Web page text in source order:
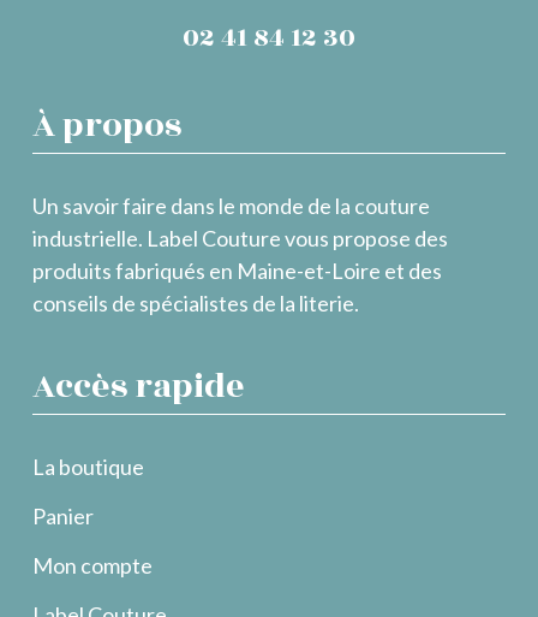
02 41 84 12 30
À propos
Un savoir faire dans le monde de la couture
industrielle. Label Couture vous propose des
produits fabriqués en Maine-et-Loire et des
conseils de spécialistes de la literie.
Accès rapide
La boutique
Panier
Mon compte